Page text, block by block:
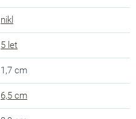
nikl
5 let
1,7 cm
6,5 cm